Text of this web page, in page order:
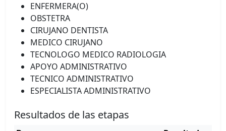
ENFERMERA(O)
OBSTETRA
CIRUJANO DENTISTA
MEDICO CIRUJANO
TECNOLOGO MEDICO RADIOLOGIA
APOYO ADMINISTRATIVO
TECNICO ADMINISTRATIVO
ESPECIALISTA ADMINISTRATIVO
Resultados de las etapas